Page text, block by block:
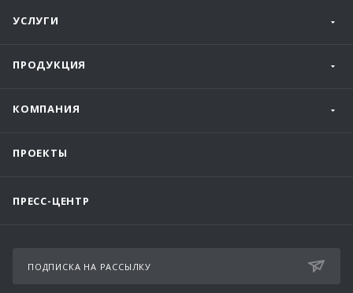
УСЛУГИ
ПРОДУКЦИЯ
КОМПАНИЯ
ПРОЕКТЫ
ПРЕСС-ЦЕНТР
ПОДПИСКА НА РАССЫЛКУ